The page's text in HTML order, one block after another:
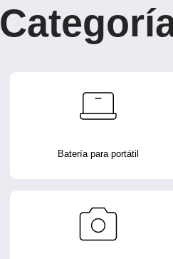
Batería para portátil